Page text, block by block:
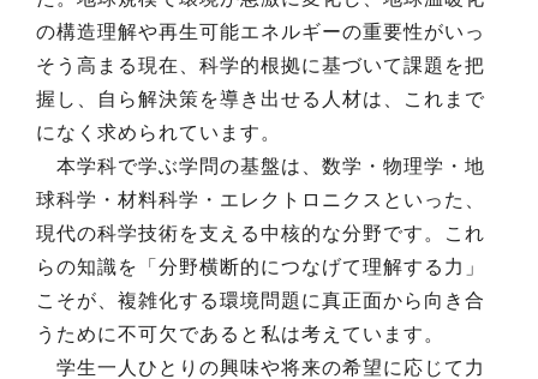
の構造理解や再生可能エネルギーの重要性がいっ
そう高まる現在、科学的根拠に基づいて課題を把
握し、自ら解決策を導き出せる人材は、これまで
になく求められています。
本学科で学ぶ学問の基盤は、数学・物理学・地
球科学・材料科学・エレクトロニクスといった、
現代の科学技術を支える中核的な分野です。これ
らの知識を「分野横断的につなげて理解する力」
こそが、複雑化する環境問題に真正面から向き合
うために不可欠であると私は考えています。
学生一人ひとりの興味や将来の希望に応じて力